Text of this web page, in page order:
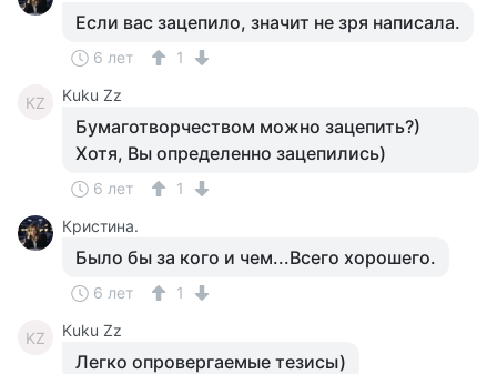
Если вас зацепило, значит не зря написала.
6 лет 1
KZ Kuku Zz
Бумаготворчеством можно зацепить?)
Хотя, Вы определенно зацепились)
6 лет
1
Кристина.
Было бы за кого и чем...Всего хорошего.
6 лет 1
KZ Kuku Zz
Легко опровергаемые тезисы)